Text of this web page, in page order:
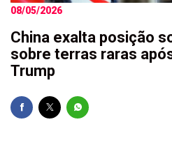
08/05/2026
China exalta posição
sobre terras raras
Trump